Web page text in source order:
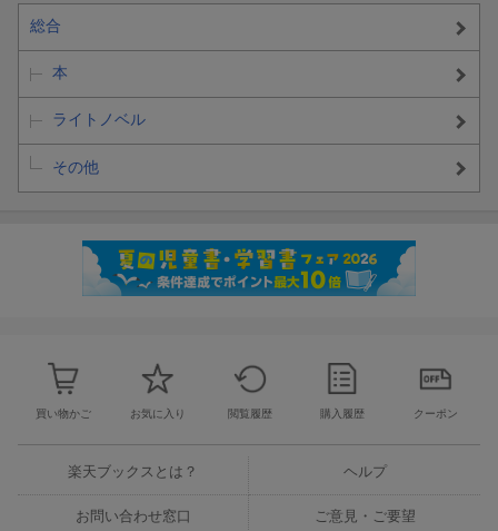
総合
本
ライトノベル
その他
買い物かご お気に入り 閲覧履歴 購入履歴 クーポン
楽天ブックスとは？ ヘルプ
お問い合わせ窓口 ご意見・ご要望